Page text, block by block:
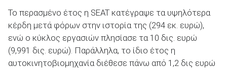
Το περασμένο έτος η SEAT κατέγραψε τα υψηλότερα
κέρδη μετά φόρων στην ιστορία της (294 εκ. ευρώ),
ενώ ο κύκλος εργασιών πλησίασε τα 10 δις. ευρώ
(9,991 δις. ευρώ). Παράλληλα, το ίδιο έτος η
αυτοκινητοβιομηχανία διέθεσε πάνω από 1,2 δις ευρώ